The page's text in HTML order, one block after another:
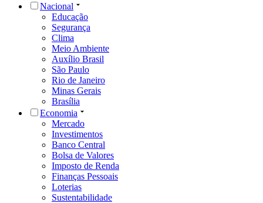
Nacional
Educação
Segurança
Clima
Meio Ambiente
Auxílio Brasil
São Paulo
Rio de Janeiro
Minas Gerais
Brasília
Economia
Mercado
Investimentos
Banco Central
Bolsa de Valores
Imposto de Renda
Finanças Pessoais
Loterias
Sustentabilidade